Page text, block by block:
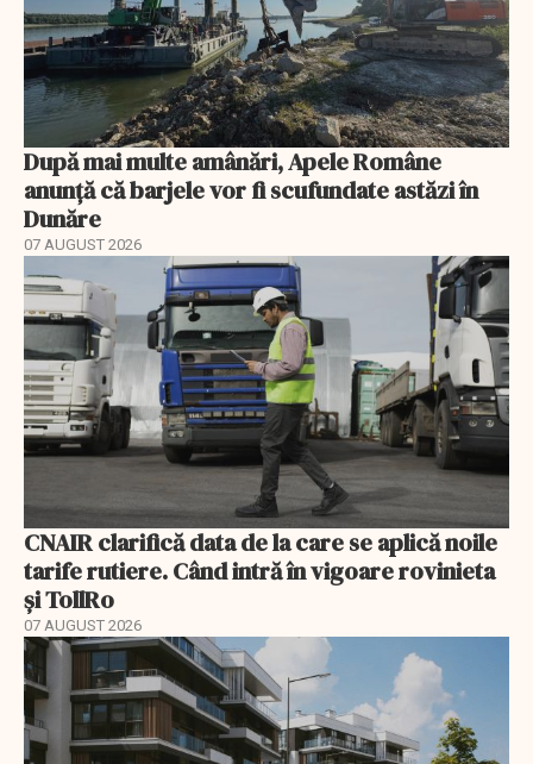
După mai multe amânări, Apele Române
anunță că barjele vor fi scufundate astăzi în
Dunăre
07 AUGUST 2026
CNAIR clarifică data de la care se aplică noile
tarife rutiere. Când intră în vigoare rovinieta
și TollRo
07 AUGUST 2026